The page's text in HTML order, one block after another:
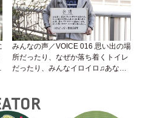
みんなの声／VOICE 016 思い出の場
所だったり、なぜか落ち着くトイレ
だったり、みんなイロイロ♫あなた